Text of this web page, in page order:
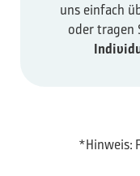
uns einfach
oder tragen
*Hinweis: